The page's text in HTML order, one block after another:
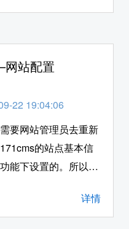
的介绍一下，如何在
网站配置
22 19:04:06
要网站管理员去重新
的站点基本信
能下设置的。所以接
使用171cms系统后台
登入171cms的网站
详情